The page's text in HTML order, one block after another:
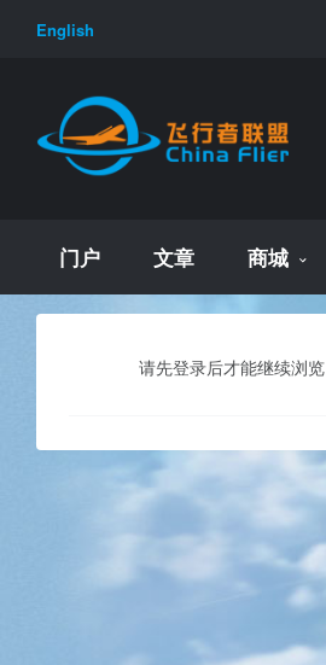
English
门户 文章 商城
请先登录后才能继续浏览